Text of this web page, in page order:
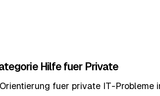
Hilfe fuer Private
fuer private IT-Probleme